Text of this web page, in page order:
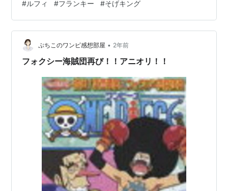
シーズン ウォーターセブン篇 piece．10／尾田栄一郎
（原作）,田中真弓（モンキー、D、ルフィ）,岡村明美
（ナミ）,中井和哉（ロロノア・ゾロ）価格: 330 円楽天
で詳細を見る 252話～263話までの感想。 サ…
#ルフィ #フランキー #そげキング
ぷちこのワンピ感想部屋 • 2年前
フォクシー海賊団再び！！アニオリ！！